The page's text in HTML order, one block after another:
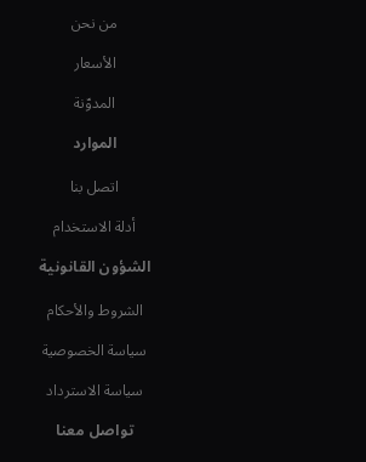
من نحن
الأسعار
المدوّنة
الموارد
اتصل بنا
أدلة الاستخدام
الشؤون القانونية
الشروط والأحكام
سياسة الخصوصية
سياسة الاسترداد
تواصل معنا